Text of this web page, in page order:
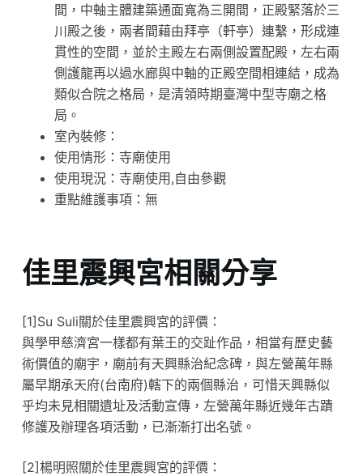
間，中軸主體建築通面寬為三開間，正殿緊落於三
川殿之後，兩者間藉由拜亭（軒亭）連繫，形成連
貫性的空間，並於主殿左右兩側設置配殿，左右兩
側護龍再以過水廊與中軸的正殿空間相連結，成為
類似合院之格局，是清領時期臺灣中型寺廟之格
局。
室內裝修：
使用情形：寺廟使用
使用現況：寺廟使用,自由參觀
重點維護事項：無
佳里震興宮相關分享
[1]Su Suli關於佳里震興宮的評價：
與學甲慈濟宮一樣都有葉王的交趾作品，相當有歷史藝
術價值的廟宇，廟前有天興縣治紀念碑，與左營萬年縣
屬早期承天府(台南府)轄下的兩個縣治，可惜天興縣似
乎均未見相關遺址及活動宣傳，左營萬年縣近幾年古蹟
修護及辦理各項活動，已漸漸打出名號。
[2]楊明照關於佳里震興宮的評價：